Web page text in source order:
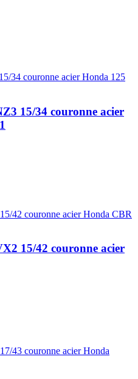
15/34 couronne acier
15/42 couronne acier